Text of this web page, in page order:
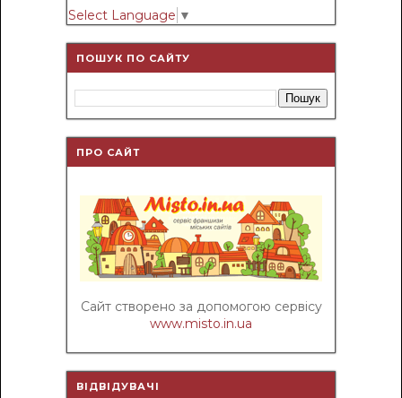
Select Language ▼
ПОШУК ПО САЙТУ
ПРО САЙТ
Сайт створено за допомогою сервісу
www.misto.in.ua
ВІДВІДУВАЧІ